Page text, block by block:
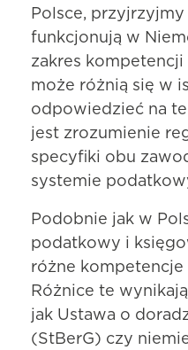
Polsce,
funkcjonują w
zakres
może różnią się w
odpowiedzieć na
jest zrozumienie
specyfiki obu
systemie
Podobnie jak w
podatkowy i
różne kompetencje
Różnice te
jak Ustawa o
(StBerG) czy